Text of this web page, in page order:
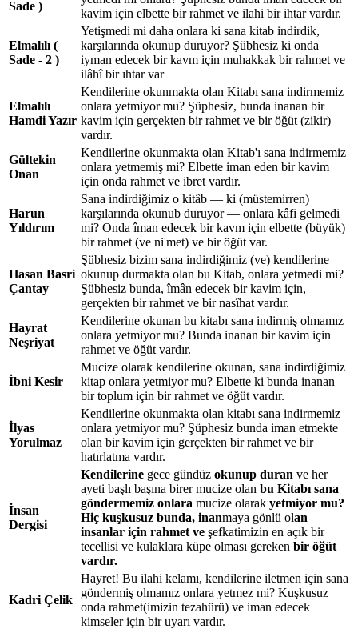
Sade )
kavim için elbette bir rahmet ve ilahi bir ihtar vardır.
Elmalılı (
Sade - 2 )
Yetişmedi mi daha onlara ki sana kitab indirdik,
karşılarında okunup duruyor? Şübhesiz ki onda
iyman edecek bir kavm için muhakkak bir rahmet ve
ilâhî bir ıhtar var
Elmalılı
Hamdi Yazır
Kendilerine okunmakta olan Kitabı sana indirmemiz
onlara yetmiyor mu? Şüphesiz, bunda inanan bir
kavim için gerçekten bir rahmet ve bir öğüt (zikir)
vardır.
Gültekin
Onan
Kendilerine okunmakta olan Kitab'ı sana indirmemiz
onlara yetmemiş mi? Elbette iman eden bir kavim
için onda rahmet ve ibret vardır.
Harun
Yıldırım
Sana indirdiğimiz o kitâb — ki (müstemirren)
karşılarında okunub duruyor — onlara kâfi gelmedi
mi? Onda îman edecek bir kavm için elbette (büyük)
bir rahmet (ve ni'met) ve bir öğüt var.
Hasan Basri
Çantay
Şübhesiz bizim sana indirdiğimiz (ve) kendilerine
okunup durmakta olan bu Kitab, onlara yetmedi mi?
Şübhesiz bunda, îmân edecek bir kavim için,
gerçekten bir rahmet ve bir nasîhat vardır.
Hayrat
Neşriyat
Kendilerine okunan bu kitabı sana indirmiş olmamız
onlara yetmiyor mu? Bunda inanan bir kavim için
rahmet ve öğüt vardır.
İbni Kesir
Mucize olarak kendilerine okunan, sana indirdiğimiz
kitap onlara yetmiyor mu? Elbette ki bunda inanan
bir toplum için bir rahmet ve öğüt vardır.
İlyas
Yorulmaz
Kendilerine okunmakta olan kitabı sana indirmemiz
onlara yetmiyor mu? Şüphesiz bunda iman etmekte
olan bir kavim için gerçekten bir rahmet ve bir
hatırlatma vardır.
İnsan
Dergisi
Kendilerine gece gündüz okunup duran ve her
ayeti başlı başına birer mucize olan bu Kitabı sana
göndermemiz onlara mucize olarak yetmiyor mu?
Hiç kuşkusuz bunda, inanmaya gönlü olan
insanlar için rahmet ve şefkatimizin en açık bir
tecellisi ve kulaklara küpe olması gereken bir öğüt
vardır.
Kadri Çelik
Hayret! Bu ilahi kelamı, kendilerine iletmen için sana
göndermiş olmamız onlara yetmez mi? Kuşkusuz
onda rahmet(imizin tezahürü) ve iman edecek
kimseler için bir uyarı vardır.